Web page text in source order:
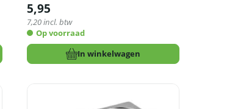
5,95
7,20incl. btw
Op voorraad
In winkelwagen